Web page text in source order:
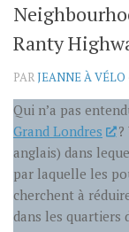
Ranty
PARJEANNE À VÉLO
Qui n’a pas
Grand Londres
?
anglais) dans
par laquelle les
cherchent à
dans les quartiers